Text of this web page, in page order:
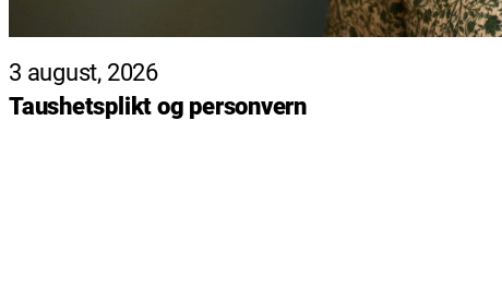
3 august, 2026
Taushetsplikt og personvern